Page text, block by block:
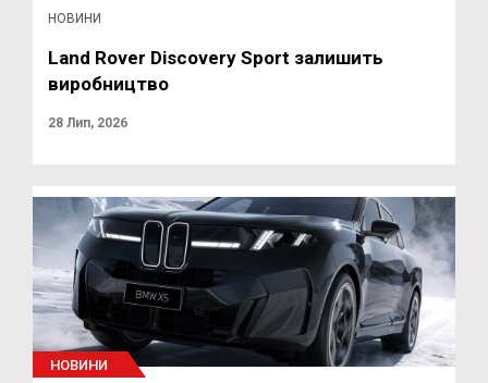
НОВИНИ
Land Rover Discovery Sport залишить
виробництво
28 Лип, 2026
НОВИНИ